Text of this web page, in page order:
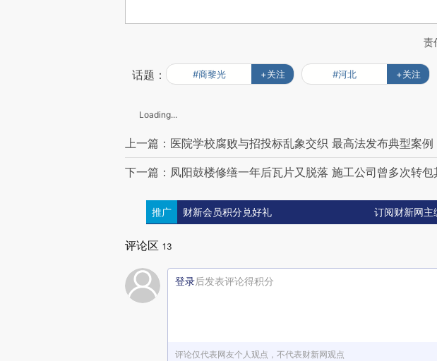
责
话题： #商黎光 +关注 #河北 +关注
Loading...
上一篇：医院学校腐败与招投标乱象交织 最高法发布典型案例
下一篇：凤阳鼓楼修缮一年后瓦片又脱落 施工公司曾多次转包
推广 财新会员积分兑好礼 订阅财新网主
评论区 13
登录后发表评论得积分
评论仅代表网友个人观点，不代表财新网观点